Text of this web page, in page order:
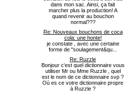
dans mon sac. Ainsi, ça fait
marcher plus la production! A
quand revenir au bouchon
normal???
Re: Nouveaux bouchons de coca
cola: une honte!
je constate , avec une certaine
forme de "soulagement&qu...
Re: Ruzzle
Bonjour c'est quel dictionnaire vous
utiliser Mr ou Mme Ruzzle , quel
est le nom de ce dictionnaire svp ?
Où es ce votre dictionnaire propre
à Ruzzle ?